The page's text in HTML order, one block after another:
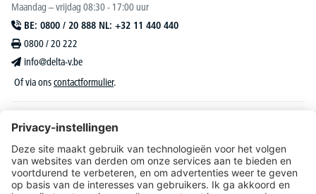
Maandag – vrijdag 08:30 - 17:00 uur
BE: 0800 / 20 888 NL: +32 11 440 440
0800 / 20 222
info@delta-v.be
Of via onscontactformulier.
DELTA-V Lucas
Klantenservice
Over DELTA-V